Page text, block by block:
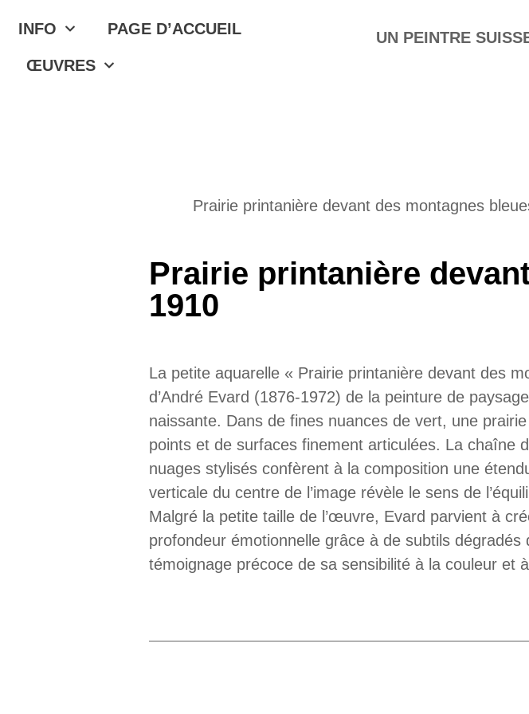
INFO PAGE D’ACCUEIL
ŒUVRES
UN PEINTRE
Prairie printanière devant des montagnes
Prairie printanière
1910
La petite aquarelle « Prairie printanière devant des
d’André Evard (1876-1972) de la peinture de
naissante. Dans de fines nuances de vert, une
points et de surfaces finement articulées. La chaîne
nuages stylisés confèrent à la composition une
verticale du centre de l’image révèle le sens de
Malgré la petite taille de l’œuvre, Evard parvient à
profondeur émotionnelle grâce à de subtils
témoignage précoce de sa sensibilité à la couleur et